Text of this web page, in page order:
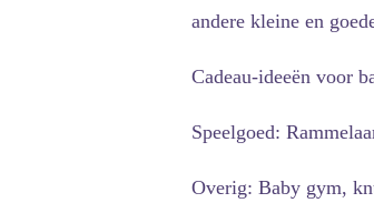
andere kleine en
Cadeau-ideeën voor
Speelgoed:
Overig: Baby gym,